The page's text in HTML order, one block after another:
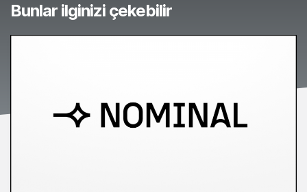
Bunlar ilginizi çekebilir